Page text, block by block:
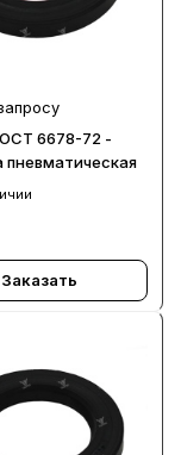
6678-72 -
Заказать